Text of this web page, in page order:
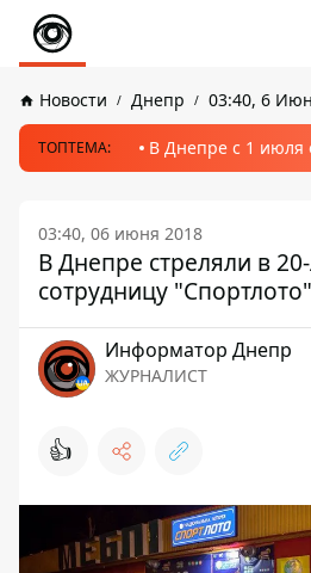
Новости Днепр 03:40, 6
ТОПТЕМА: В Днепре с 1 июля
03:40, 06 июня 2018
В Днепре стреляли в
сотрудницу "Спортлото"
Информатор Днепр
ЖУРНАЛИСТ
👍